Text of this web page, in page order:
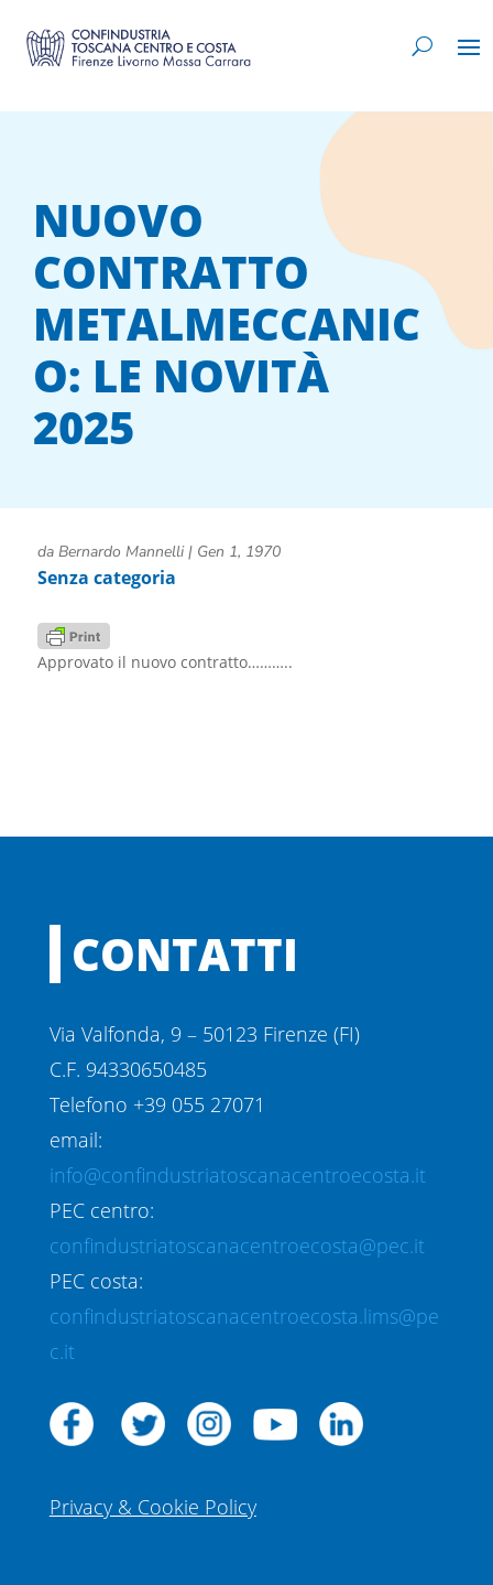
NUOVO
CONTRATTO
METALMECCANIC
O: LE NOVITÀ
2025
da Bernardo Mannelli| Gen 1, 1970
Senza categoria
Approvato il nuovo contratto………..
CONTATTI
Via Valfonda, 9 – 50123 Firenze (FI)
C.F. 94330650485
Telefono +39 055 27071
email:
info@confindustriatoscanacentroecosta.it
PEC centro:
confindustriatoscanacentroecosta@pec.it
PEC costa:
confindustriatoscanacentroecosta.lims@pe
c.it
Privacy & Cookie Policy